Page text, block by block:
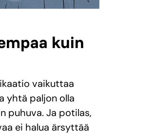
kuin
vaikuttaa
yhtä paljon olla
puhuva. Ja potilas,
ei halua ärsyttää